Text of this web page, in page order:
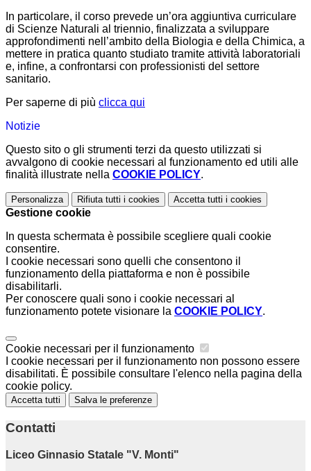
In particolare, il corso prevede un’ora aggiuntiva curriculare
di Scienze Naturali al triennio, finalizzata a sviluppare
approfondimenti nell’ambito della Biologia e della Chimica, a
mettere in pratica quanto studiato tramite attività laboratoriali
e, infine, a confrontarsi con professionisti del settore
sanitario.
Per saperne di più clicca qui
Notizie
Questo sito o gli strumenti terzi da questo utilizzati si
avvalgono di cookie necessari al funzionamento ed utili alle
finalità illustrate nella COOKIE POLICY.
Personalizza Rifiuta tutti i cookies Accetta tutti i cookies
Gestione cookie
In questa schermata è possibile scegliere quali cookie
consentire.
I cookie necessari sono quelli che consentono il
funzionamento della piattaforma e non è possibile
disabilitarli.
Per conoscere quali sono i cookie necessari al
funzionamento potete visionare la COOKIE POLICY.
Cookie necessari per il funzionamento
I cookie necessari per il funzionamento non possono essere
disabilitati. È possibile consultare l'elenco nella pagina della
cookie policy.
Accetta tutti Salva le preferenze
Contatti
Liceo Ginnasio Statale "V. Monti"